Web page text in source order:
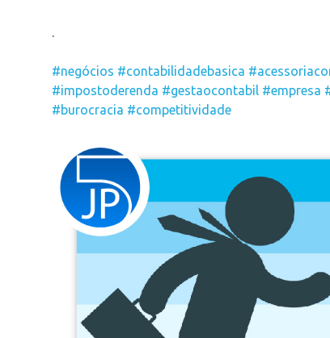
.
#negócios #contabilidadebasica
#impostoderenda #gestaocontabil #empresa
#burocracia #competitividade